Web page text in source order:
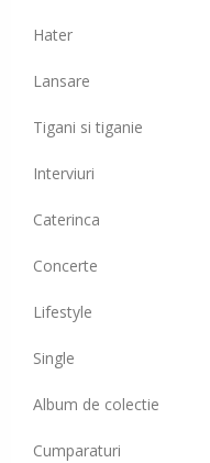
Hater
Lansare
Tigani si tiganie
Interviuri
Caterinca
Concerte
Lifestyle
Single
Album de colectie
Cumparaturi